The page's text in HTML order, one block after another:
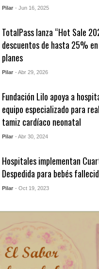
Pilar - Jun 16, 2025
TotalPass lanza “Hot Sale
descuentos de hasta 25%
planes
Pilar - Abr 29, 2026
Fundación Lilo apoya a
equipo especializado para
tamiz cardíaco neonatal
Pilar - Abr 30, 2024
Hospitales implementan
Despedida para bebés
Pilar - Oct 19, 2023